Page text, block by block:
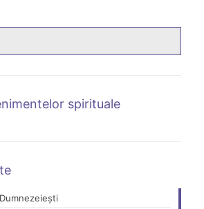
spirituale